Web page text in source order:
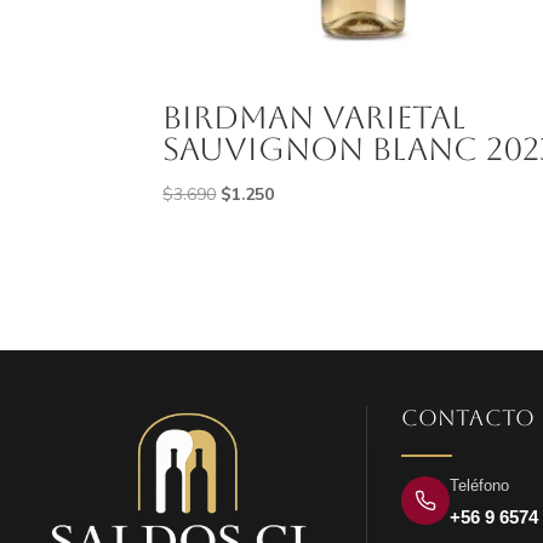
Birdman Varietal
Sauvignon Blanc
$3.690 El
$1.250El
CONTACTO
Teléfono
+56 9 6574